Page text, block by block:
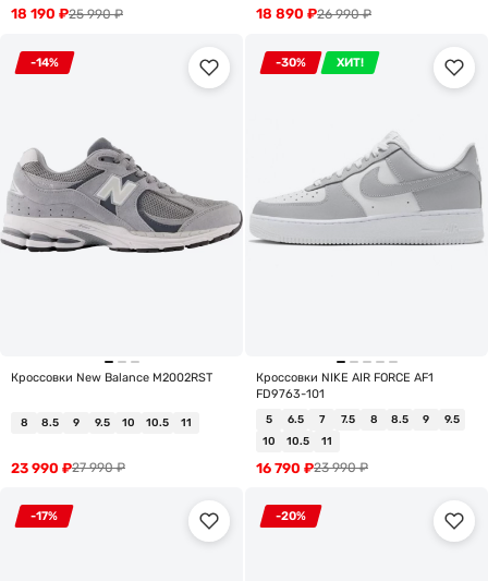
25 990₽
18 190 ₽ 26 990₽
18 890 ₽
-14%
Кроссовки New Balance M2002RST
8 8.5 9 9.5 10 10.5 11
27 990₽
23 990 ₽
-30% ХИТ!
Кроссовки NIKE AIR FORCE AF1
FD9763-101
5 6.5 7 7.5 8 8.5 9
9.5
10
10.5 11
23 990₽
16 790 ₽
-17% -20%